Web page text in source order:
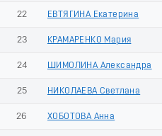
22 ЕВТЯГИНА Екатерина
23 КРАМАРЕНКО Мария
24 ШИМОЛИНА Александра
25 НИКОЛАЕВА Светлана
26 ХОБОТОВА Анна